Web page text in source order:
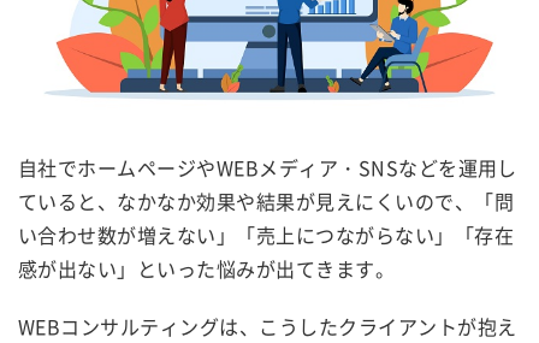
自社でホームページやWEBメディア・SNSなどを運用し
ていると、なかなか効果や結果が見えにくいので、「問
い合わせ数が増えない」「売上につながらない」「存在
感が出ない」といった悩みが出てきます。
WEBコンサルティングは、こうしたクライアントが抱え